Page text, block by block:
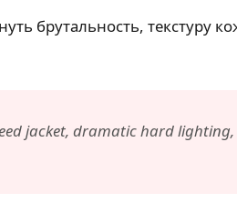
брутальность, текстуру
jacket, dramatic hard